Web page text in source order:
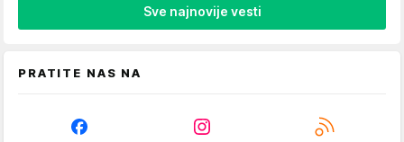
Sve najnovije vesti
PRATITE NAS NA